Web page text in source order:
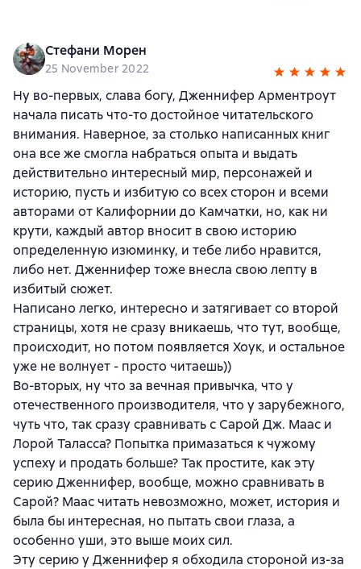
Стефани Морен
25 November 2022
Ну во-первых, слава богу, Дженнифер Арментроут
начала писать что-то достойное читательского
внимания. Наверное, за столько написанных книг
она все же смогла набраться опыта и выдать
действительно интересный мир, персонажей и
историю, пусть и избитую со всех сторон и всеми
авторами от Калифорнии до Камчатки, но, как ни
крути, каждый автор вносит в свою историю
определенную изюминку, и тебе либо нравится,
либо нет. Дженнифер тоже внесла свою лепту в
избитый сюжет.
Написано легко, интересно и затягивает со второй
страницы, хотя не сразу вникаешь, что тут, вообще,
происходит, но потом появляется Хоук, и остальное
уже не волнует - просто читаешь))
Во-вторых, ну что за вечная привычка, что у
отечественного производителя, что у зарубежного,
чуть что, так сразу сравнивать с Сарой Дж. Маас и
Лорой Таласса? Попытка примазаться к чужому
успеху и продать больше? Так простите, как эту
серию Дженнифер, вообще, можно сравнивать в
Сарой? Маас читать невозможно, может, история и
была бы интересная, но пытать свои глаза, а
особенно уши, это выше моих сил.
Эту серию у Дженнифер я обходила стороной из-за